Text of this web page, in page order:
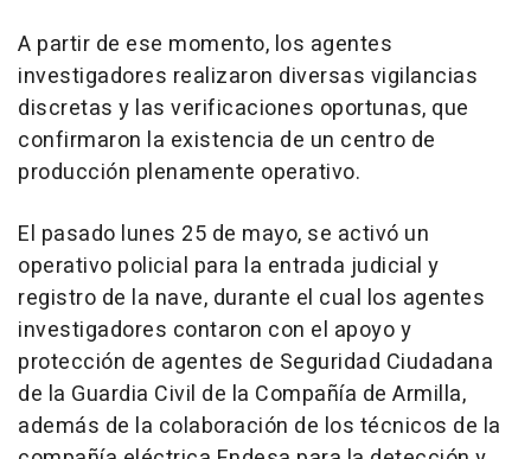
A partir de ese momento, los agentes
investigadores realizaron diversas vigilancias
discretas y las verificaciones oportunas, que
confirmaron la existencia de un centro de
producción plenamente operativo.
El pasado lunes 25 de mayo, se activó un
operativo policial para la entrada judicial y
registro de la nave, durante el cual los agentes
investigadores contaron con el apoyo y
protección de agentes de Seguridad Ciudadana
de la Guardia Civil de la Compañía de Armilla,
además de la colaboración de los técnicos de la